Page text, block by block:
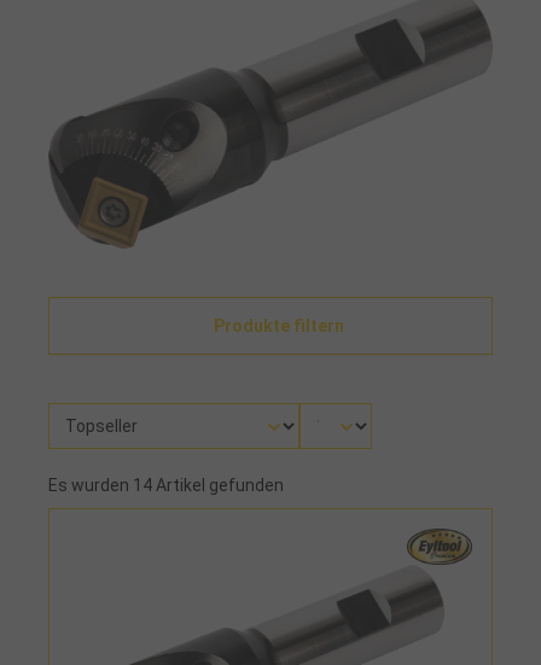
Produkte filtern
Es wurden 14 Artikel gefunden